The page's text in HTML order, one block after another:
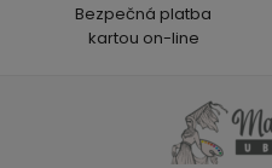
Bezpečná platba
kartou on-line